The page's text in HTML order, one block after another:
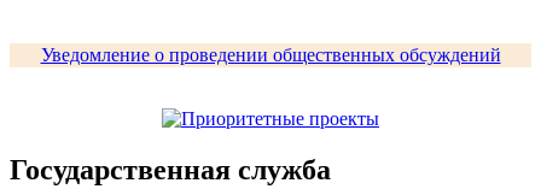
Уведомление о проведении общественных обсуждений
Государственная служба